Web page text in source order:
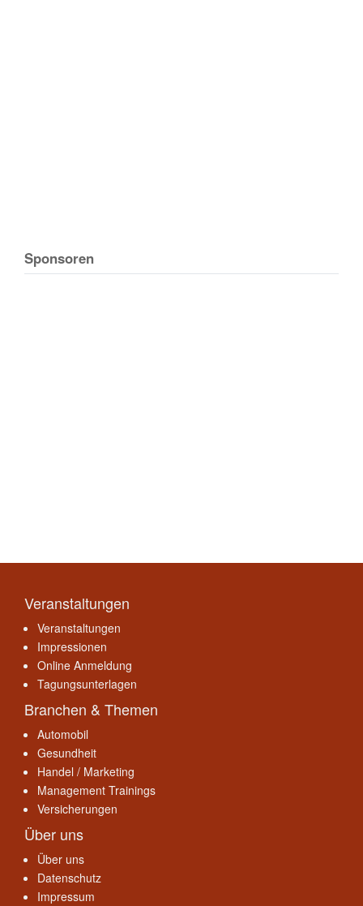
Sponsoren
Veranstaltungen
Veranstaltungen
Impressionen
Online Anmeldung
Tagungsunterlagen
Branchen & Themen
Automobil
Gesundheit
Handel / Marketing
Management Trainings
Versicherungen
Über uns
Über uns
Datenschutz
Impressum